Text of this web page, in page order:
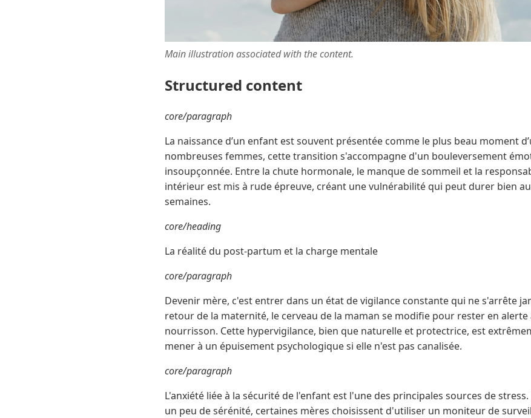
Main illustration associated with the content.
Structured content
core/paragraph
La naissance d’un enfant est souvent présentée comme le plus beau moment
nombreuses femmes, cette transition s'accompagne d'un bouleversement
insoupçonnée. Entre la chute hormonale, le manque de sommeil et la
intérieur est mis à rude épreuve, créant une vulnérabilité qui peut durer bien
semaines.
core/heading
La réalité du post-partum et la charge mentale
core/paragraph
Devenir mère, c'est entrer dans un état de vigilance constante qui ne s'arrête
retour de la maternité, le cerveau de la maman se modifie pour rester en
nourrisson. Cette hypervigilance, bien que naturelle et protectrice, est
mener à un épuisement psychologique si elle n'est pas canalisée.
core/paragraph
L'anxiété liée à la sécurité de l'enfant est l'une des principales sources de
un peu de sérénité, certaines mères choisissent d'utiliser un moniteur de